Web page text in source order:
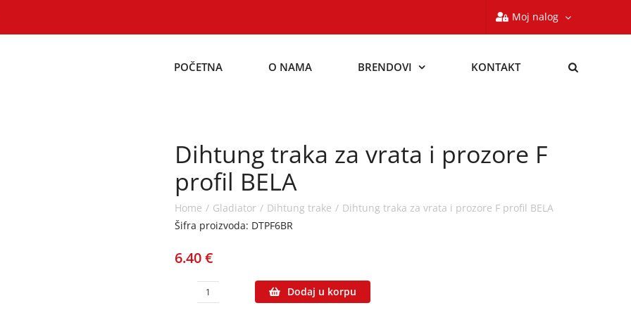
Moj nalog
POČETNA O NAMA BRENDOVI KONTAKT
Dihtung traka za vrata i prozore F
profil BELA
Home Gladiator Dihtung trake
Dihtung traka za vrata i prozore F profil BELA
Šifra proizvoda: DTPF6BR
6.40€
Dihtung
Dodaj u korpu